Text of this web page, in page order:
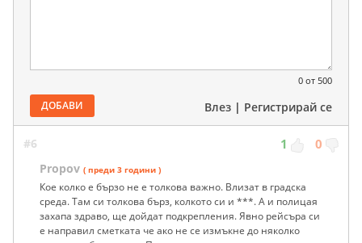
0 от 500
ДОБАВИ Влез | Регистрирай се
#6 1 0
Propov ( преди 3 години )
Кое колко е бързо не е толкова важно. Влизат в градска
среда. Там си толкова бърз, колкото си и ***. А и полицая
захапа здраво, ще дойдат подкрепления. Явно рейсъра си
е направил сметката че ако не се измъкне до няколко